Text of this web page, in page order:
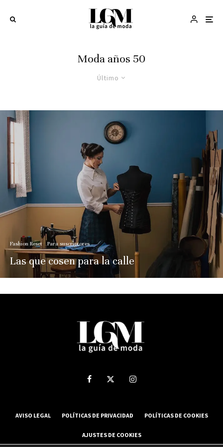
Moda años 50
Último
Fashion Reset Para suscriptores
Las que cosen para la calle
AVISO LEGAL POLÍTICAS DE PRIVACIDAD POLÍTICAS DE COOKIES
AJUSTES DE COOKIES